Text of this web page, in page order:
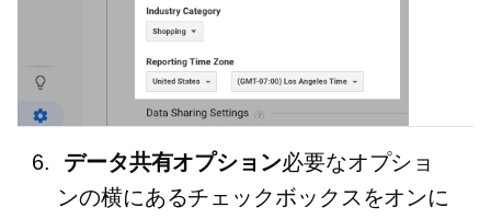
データ共有オプション必要なオプショ
ンの横にあるチェックボックスをオンに